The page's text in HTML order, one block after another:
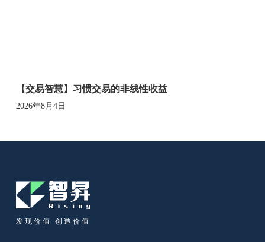
【交易智慧】习惯交易的非线性收益
2026年8月4日
发现价值 创造价值